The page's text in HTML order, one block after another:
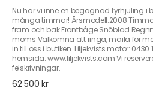
Nu har vi inne en begagnad fyrhjuling i
många timmar! Årsmodell:2008
fram och bak Frontbåge Snöblad Regnr:
moms Välkomna att ringa, maila för
in till oss i butiken. Liljekvists motor:
hemsida. www.liljekvists.com Vi
felskrivningar.
62 500 kr